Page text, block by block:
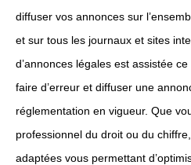
diffuser vos annonces sur
et sur tous les journaux et sites
d’annonces légales est assistée
faire d’erreur et diffuser une
réglementation en vigueur. Que
professionnel du droit ou du
adaptées vous permettant